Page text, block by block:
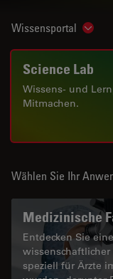
Wissensportal Show
Science Lab
Wissens- und
Mitmachen.
Wählen Sie Ihr
Medizinische
Entdecken Sie
speziell für Ärzte